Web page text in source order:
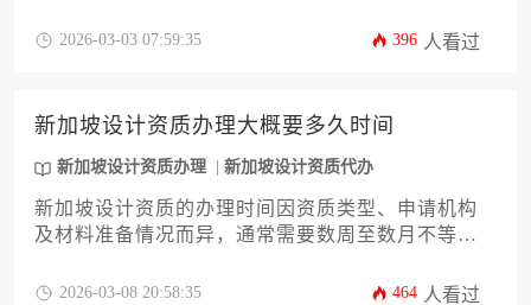
件的完备度、文件准备的效率以及审批机构的工作
间预期的关键。
2026-03-03 07:59:35 396 人看过
新加坡设计资质办理大概要多久时间
新加坡设计资质办理 新加坡设计资质代办
新加坡设计资质的办理时间因资质类型、申请机构
及材料准备情况而异，通常需要数周至数月不等。
内完成；涉及复杂评审或专业认证的，则可能延长
2026-03-08 20:58:35 464 人看过